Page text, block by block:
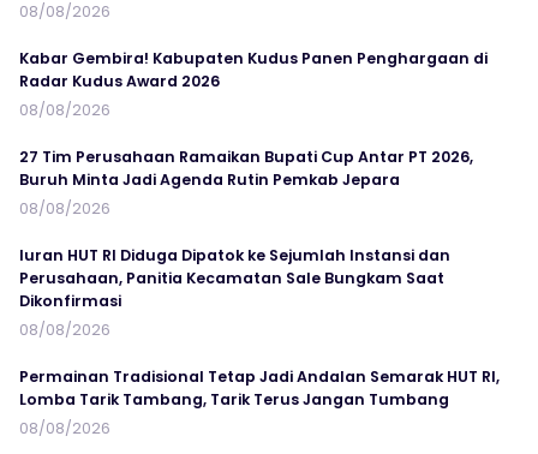
08/08/2026
Kabar Gembira! Kabupaten Kudus Panen Penghargaan di
Radar Kudus Award 2026
08/08/2026
27 Tim Perusahaan Ramaikan Bupati Cup Antar PT 2026,
Buruh Minta Jadi Agenda Rutin Pemkab Jepara
08/08/2026
Iuran HUT RI Diduga Dipatok ke Sejumlah Instansi dan
Perusahaan, Panitia Kecamatan Sale Bungkam Saat
Dikonfirmasi
08/08/2026
Permainan Tradisional Tetap Jadi Andalan Semarak HUT RI,
Lomba Tarik Tambang, Tarik Terus Jangan Tumbang
08/08/2026